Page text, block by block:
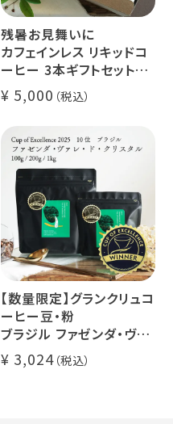
残暑お見舞いに
カフェインレス リキッドコ
ーヒー 3本ギフトセット
クラッシュド デカフェ ゼリ
ー 1本
デカフェ オレベース【無
糖】1本
デカフェ アイスコーヒー 1
5,000
【数量限定】グランクリュコ
ーヒー豆・粉
ブラジル ファゼンダ・ヴァ
レ・ド・クリスタル（100g /
200g / 1kg）
3,024